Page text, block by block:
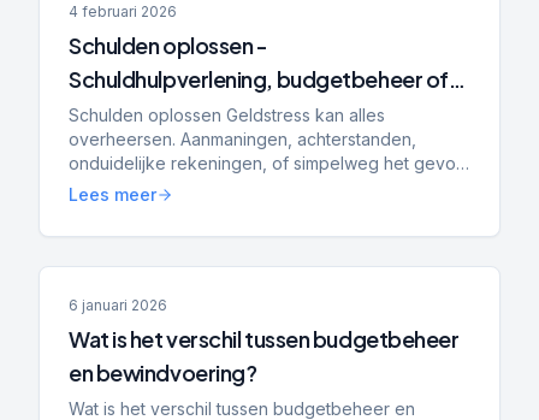
4 februari 2026
Schulden oplossen -
Schuldhulpverlening, budgetbeheer of
bewindvoering: wat is het verschil en wat
past bij jou?
Schulden oplossen Geldstress kan alles
overheersen. Aanmaningen, achterstanden,
onduidelijke rekeningen, of simpelweg het gevoel
dat je de controle kwijt bent. Dan ga je zoeken
Lees meer
6 januari 2026
Wat is het verschil tussen budgetbeheer
en bewindvoering?
Wat is het verschil tussen budgetbeheer en